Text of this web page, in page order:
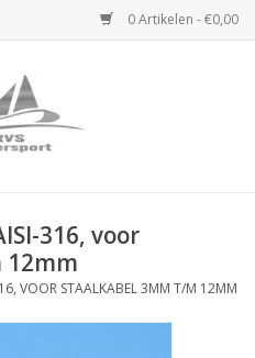
0 Artikelen - €0,00
316, voor
VOOR STAALKABEL 3MM T/M 12MM